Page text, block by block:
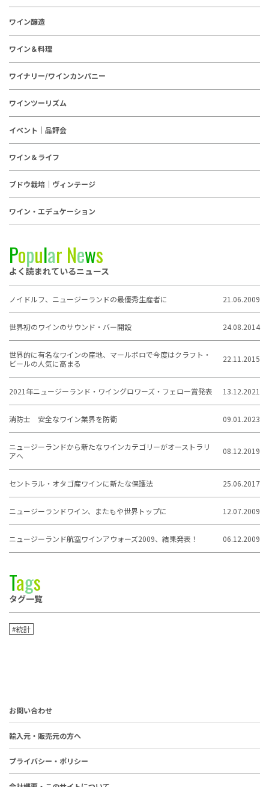
ワイン醸造
ワイン＆料理
ワイナリー/ワインカンパニー
ワインツーリズム
イベント｜品評会
ワイン＆ライフ
ブドウ栽培｜ヴィンテージ
ワイン・エデュケーション
Popular News
よく読まれているニュース
ノイドルフ、ニュージーランドの最優秀生産者に 21.06.2009
世界初のワインのサウンド・バー開設 24.08.2014
世界的に有名なワインの産地、マールボロで今度はクラフト・
ビールの人気に高まる
22.11.2015
2021年ニュージーランド・ワイングロワーズ・フェロー賞発表 13.12.2021
消防士 安全なワイン業界を防衛 09.01.2023
ニュージーランドから新たなワインカテゴリーがオーストラリ
アへ
08.12.2019
セントラル・オタゴ産ワインに新たな保護法 25.06.2017
ニュージーランドワイン、またもや世界トップに 12.07.2009
ニュージーランド航空ワインアウォーズ2009、結果発表！ 06.12.2009
Tags
タグ一覧
#統計
お問い合わせ
輸入元・販売元の方へ
プライバシー・ポリシー